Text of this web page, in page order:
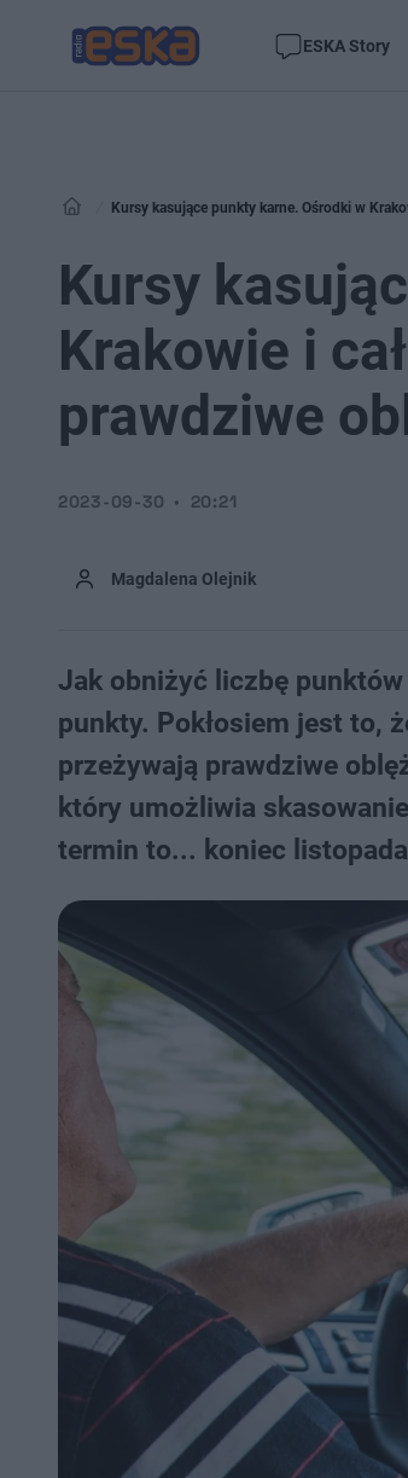
ESKA Story
Kursy kasujące punkty karne. Ośrodki w
Kursy
Krakowie i
prawdziwe
Magdalena Olejnik
2023-09-30 20:21
Jak obniżyć liczbę
punkty. Pokłosiem jest to,
przeżywają prawdziwe
który umożliwia
termin to... koniec